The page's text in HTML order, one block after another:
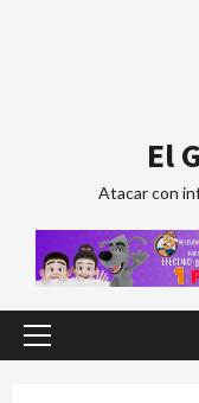
El
Atacar con
Menú